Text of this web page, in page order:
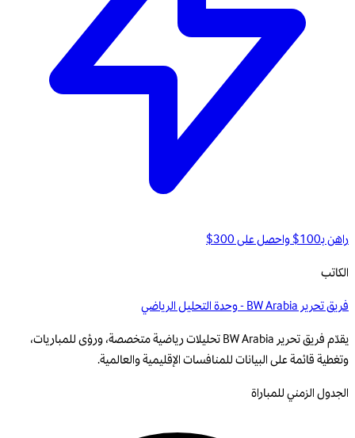
راهن بـ100$ واحصل على 300$
الكاتب
فريق تحرير BW Arabia - وحدة التحليل الرياضي
يقدّم فريق تحرير BW Arabia تحليلات رياضية متخصصة، ورؤى للمباريات،
وتغطية قائمة على البيانات للمنافسات الإقليمية والعالمية.
الجدول الزمني للمباراة